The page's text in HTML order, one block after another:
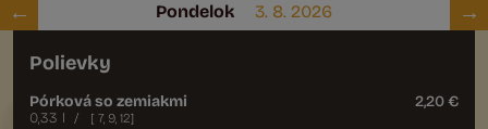
Pondelok 3. 8. 2026
Polievky
Pórková so zemiakmi
0,33 l / [ 7, 9, 12]
2,20 €